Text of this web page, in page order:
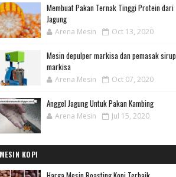
Membuat Pakan Ternak Tinggi Protein dari
Jagung
Arena Mesin Oct 13, 2020
Mesin depulper markisa dan pemasak sirup
markisa
Arena Mesin Oct 07, 2020
Anggel Jagung Untuk Pakan Kambing
Arena Mesin Jul 15, 2020
KOPI